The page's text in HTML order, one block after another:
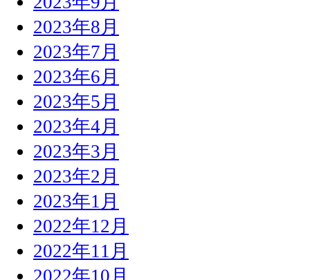
2023年8月
2023年7月
2023年6月
2023年5月
2023年4月
2023年3月
2023年2月
2023年1月
2022年12月
2022年11月